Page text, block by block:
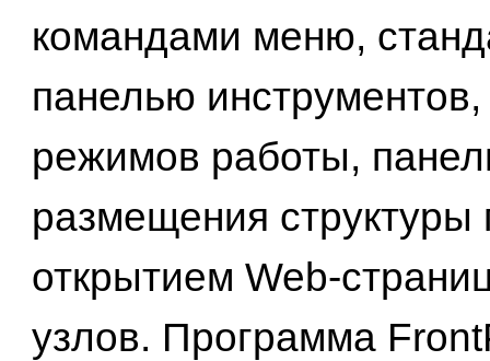
командами меню,
панелью
режимов работы,
размещения структуры
открытием Web-
узлов. Программа